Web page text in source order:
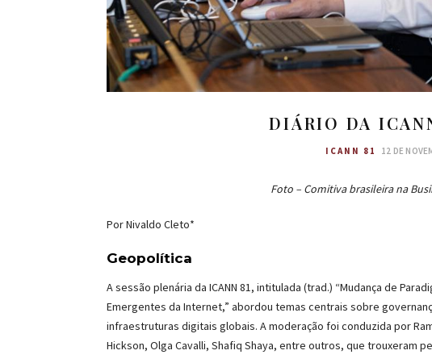
DIÁRIO DA
ICANN 81 12 DE
Foto – Comitiva brasileira na
Por Nivaldo Cleto*
Geopolítica
A sessão plenária da ICANN 81, intitulada (trad.) “Mudança de
Emergentes da Internet,” abordou temas centrais sobre
infraestruturas digitais globais. A moderação foi conduzida por
Hickson, Olga Cavalli, Shafiq Shaya, entre outros, que trouxeram